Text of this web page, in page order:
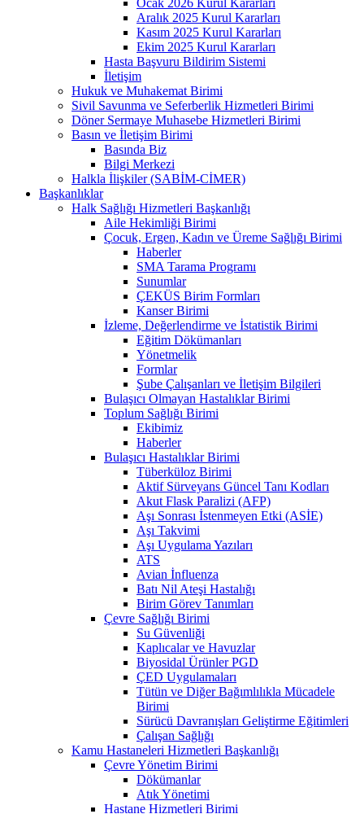
Aralık 2025 Kurul Kararları
Kasım 2025 Kurul Kararları
Ekim 2025 Kurul Kararları
Hasta Başvuru Bildirim Sistemi
İletişim
Hukuk ve Muhakemat Birimi
Sivil Savunma ve Seferberlik Hizmetleri Birimi
Döner Sermaye Muhasebe Hizmetleri Birimi
Basın ve İletişim Birimi
Basında Biz
Bilgi Merkezi
Halkla İlişkiler (SABİM-CİMER)
Başkanlıklar
Halk Sağlığı Hizmetleri Başkanlığı
Aile Hekimliği Birimi
Çocuk, Ergen, Kadın ve Üreme Sağlığı Birimi
Haberler
SMA Tarama Programı
Sunumlar
ÇEKÜS Birim Formları
Kanser Birimi
İzleme, Değerlendirme ve İstatistik Birimi
Eğitim Dökümanları
Yönetmelik
Formlar
Şube Çalışanları ve İletişim Bilgileri
Bulaşıcı Olmayan Hastalıklar Birimi
Toplum Sağlığı Birimi
Ekibimiz
Haberler
Bulaşıcı Hastalıklar Birimi
Tüberküloz Birimi
Aktif Sürveyans Güncel Tanı Kodları
Akut Flask Paralizi (AFP)
Aşı Sonrası İstenmeyen Etki (ASİE)
Aşı Takvimi
Aşı Uygulama Yazıları
ATS
Avian İnfluenza
Batı Nil Ateşi Hastalığı
Birim Görev Tanımları
Çevre Sağlığı Birimi
Su Güvenliği
Kaplıcalar ve Havuzlar
Biyosidal Ürünler PGD
ÇED Uygulamaları
Tütün ve Diğer Bağımlılıkla Mücadele
Birimi
Sürücü Davranışları Geliştirme Eğitimleri
Çalışan Sağlığı
Kamu Hastaneleri Hizmetleri Başkanlığı
Çevre Yönetim Birimi
Dökümanlar
Atık Yönetimi
Hastane Hizmetleri Birimi